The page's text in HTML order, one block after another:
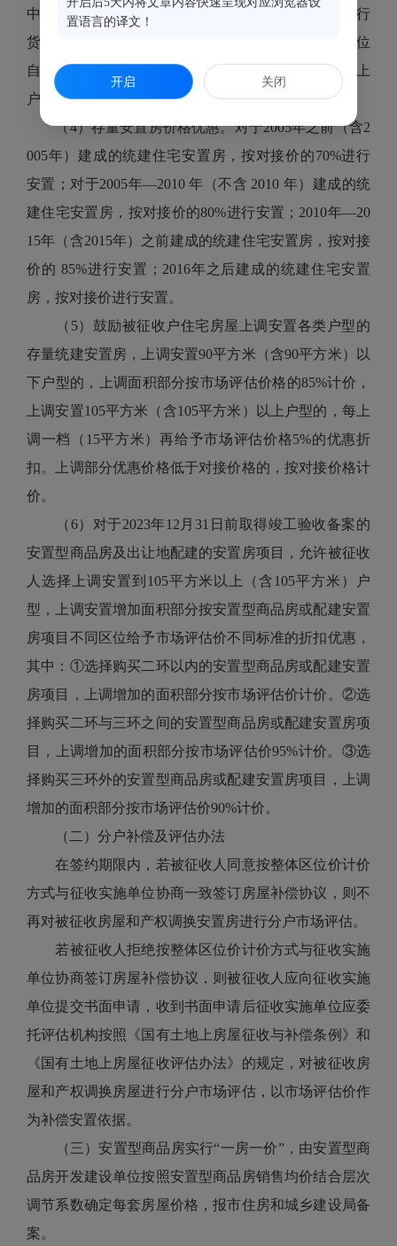
中一套（处）安置房的面积小于30平方米的，只能实行
货币补偿或降低另一套（处）安置房的安置面积。单位
自持的住宅房屋原则上产权调换安置120平方米及以上
户型。
（4）存量安置房价格优惠。对于2005年之前（含2
005年）建成的统建住宅安置房，按对接价的70%进行
安置；对于2005年—2010 年（不含 2010 年）建成的统
建住宅安置房，按对接价的80%进行安置；2010年—20
15年（含2015年）之前建成的统建住宅安置房，按对接
价的 85%进行安置；2016年之后建成的统建住宅安置
房，按对接价进行安置。
（5）鼓励被征收户住宅房屋上调安置各类户型的
存量统建安置房，上调安置90平方米（含90平方米）以
下户型的，上调面积部分按市场评估价格的85%计价，
上调安置105平方米（含105平方米）以上户型的，每上
调一档（15平方米）再给予市场评估价格5%的优惠折
扣。上调部分优惠价格低于对接价格的，按对接价格计
价。
（6）对于2023年12月31日前取得竣工验收备案的
安置型商品房及出让地配建的安置房项目，允许被征收
人选择上调安置到105平方米以上（含105平方米）户
型，上调安置增加面积部分按安置型商品房或配建安置
房项目不同区位给予市场评估价不同标准的折扣优惠，
其中：①选择购买二环以内的安置型商品房或配建安置
房项目，上调增加的面积部分按市场评估价计价。②选
择购买二环与三环之间的安置型商品房或配建安置房项
目，上调增加的面积部分按市场评估价95%计价。③选
择购买三环外的安置型商品房或配建安置房项目，上调
增加的面积部分按市场评估价90%计价。
（二）分户补偿及评估办法
在签约期限内，若被征收人同意按整体区位价计价
方式与征收实施单位协商一致签订房屋补偿协议，则不
再对被征收房屋和产权调换安置房进行分户市场评估。
若被征收人拒绝按整体区位价计价方式与征收实施
单位协商签订房屋补偿协议，则被征收人应向征收实施
单位提交书面申请，收到书面申请后征收实施单位应委
托评估机构按照《国有土地上房屋征收与补偿条例》和
《国有土地上房屋征收评估办法》的规定，对被征收房
屋和产权调换房屋进行分户市场评估，以市场评估价作
为补偿安置依据。
（三）安置型商品房实行“一房一价”，由安置型商
品房开发建设单位按照安置型商品房销售均价结合层次
调节系数确定每套房屋价格，报市住房和城乡建设局备
案。
置语言的译文！
开启 关闭